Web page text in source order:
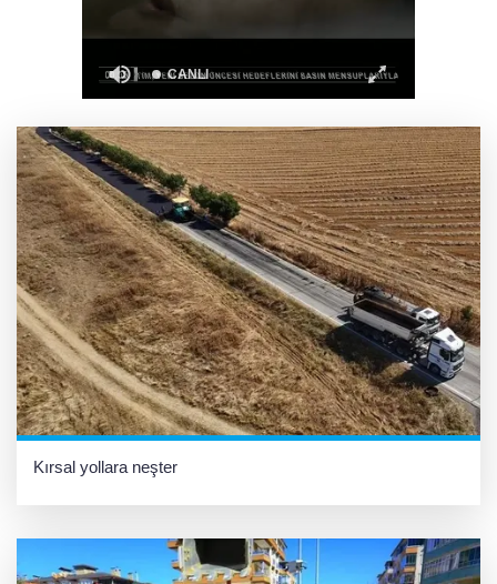
Ganita Akşamları’nda büyük coşku
Akustik sahne yaz akşamlarına ritim katıyor
Kırsal yollara neşter